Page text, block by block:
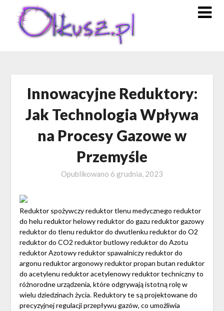
content
Innowacyjne Reduktory:
Jak Technologia Wpływa
na Procesy Gazowe w
Przemyśle
Opublikowano 6 grudnia, 2023
Reduktor spożywczy reduktor tlenu medycznego reduktor
do helu reduktor helowy reduktor do gazu reduktor gazowy
reduktor do tlenu reduktor do dwutlenku reduktor do O2
reduktor do CO2 reduktor butlowy reduktor do Azotu
reduktor Azotowy reduktor spawalniczy reduktor do
argonu reduktor argonowy reduktor propan butan reduktor
do acetylenu reduktor acetylenowy reduktor techniczny to
różnorodne urządzenia, które odgrywają istotną rolę w
wielu dziedzinach życia. Reduktory te są projektowane do
precyzyjnej regulacji przepływu gazów, co umożliwia